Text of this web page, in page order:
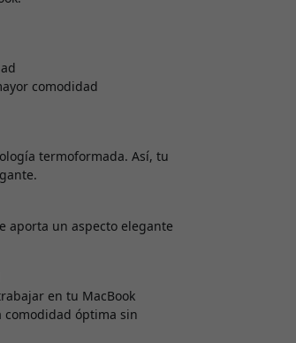
comodidad
termoformada. Así, tu
aporta un aspecto elegante
en tu MacBook
óptima sin